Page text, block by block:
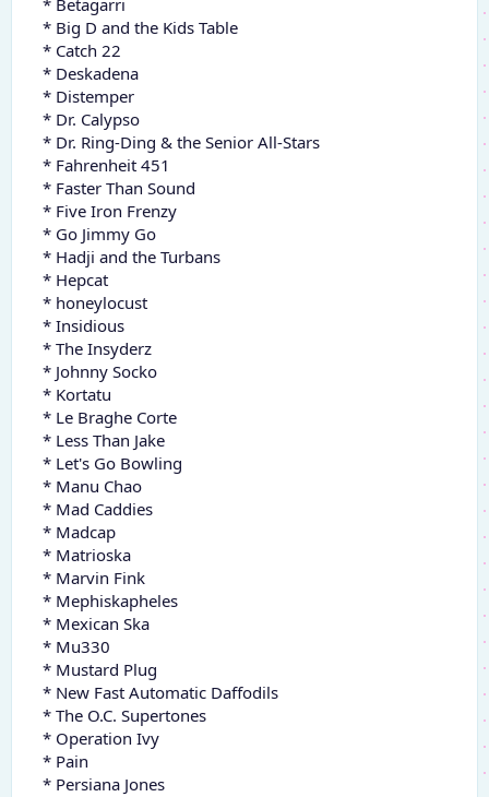
* Betagarri
* Big D and the Kids Table
* Catch 22
* Deskadena
* Distemper
* Dr. Calypso
* Dr. Ring-Ding & the Senior All-Stars
* Fahrenheit 451
* Faster Than Sound
* Five Iron Frenzy
* Go Jimmy Go
* Hadji and the Turbans
* Hepcat
* honeylocust
* Insidious
* The Insyderz
* Johnny Socko
* Kortatu
* Le Braghe Corte
* Less Than Jake
* Let's Go Bowling
* Manu Chao
* Mad Caddies
* Madcap
* Matrioska
* Marvin Fink
* Mephiskapheles
* Mexican Ska
* Mu330
* Mustard Plug
* New Fast Automatic Daffodils
* The O.C. Supertones
* Operation Ivy
* Pain
* Persiana Jones